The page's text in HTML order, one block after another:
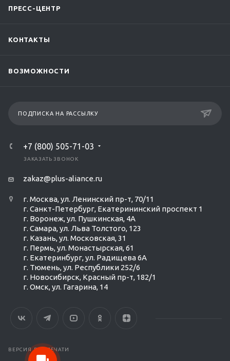
ПРЕСС-ЦЕНТР
КОНТАКТЫ
ВОЗМОЖНОСТИ
ПОДПИСКА НА РАССЫЛКУ
+7 (800) 505-71-03
ЗАКАЗАТЬ ЗВОНОК
zakaz@plus-aliance.ru
г. Москва, ул. Ленинский пр-т, 70/11
г. Санкт-Петербург, Екатерининский проспект 1
г. Воронеж, ул. Пушкинская, 4А
г. Самара, ул. Льва Толстого, 123
г. Казань, ул. Московская, 31
г. Пермь, ул. Монастырская, 61
г. Екатеринбург, ул. Радищева 6А
г. Тюмень, ул. Республики 252/6
г. Новосибирск, Красный пр-т, 182/1
г. Омск, ул. ​Гагарина, 14
ВЕРСИЯ ДЛЯ ПЕЧАТИ